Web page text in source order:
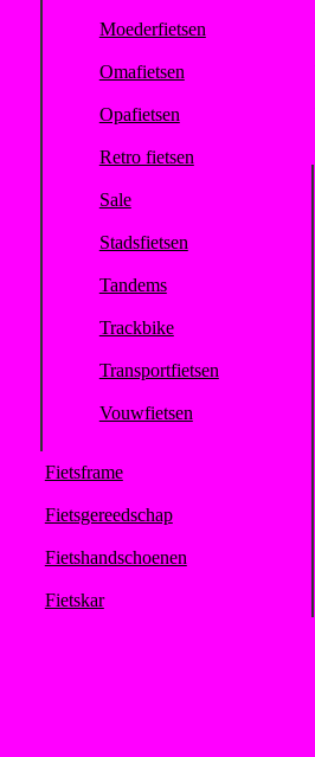
Moederfietsen
Omafietsen
Opafietsen
Retro fietsen
Sale
Stadsfietsen
Tandems
Trackbike
Transportfietsen
Vouwfietsen
Fietsframe
Fietsgereedschap
Fietshandschoenen
Fietskar